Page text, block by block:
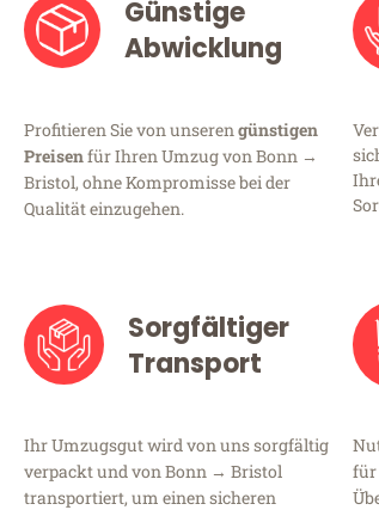
Günstige
Abwicklung
Profitieren Sie von unserengünstigen
Preisenfür Ihren Umzug von Bonn →
Bristol, ohne Kompromisse bei der
Qualität einzugehen.
Sorgfältiger
Transport
Ihr Umzugsgut wird von uns sorgfältig
verpackt und von Bonn → Bristol
transportiert, um einen sicheren
für